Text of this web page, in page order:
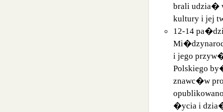
brali udzia�
kultury i jej
12-14
i jego
Polskiego
znawc�w
�ycia i